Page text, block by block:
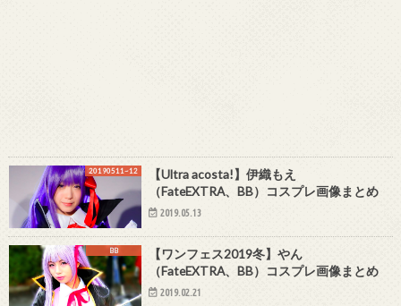
20190511~12
【Ultra acosta!】伊織もえ
（FateEXTRA、BB）コスプレ画像まとめ
2019.05.13
BB
【ワンフェス2019冬】やん
（FateEXTRA、BB）コスプレ画像まとめ
2019.02.21